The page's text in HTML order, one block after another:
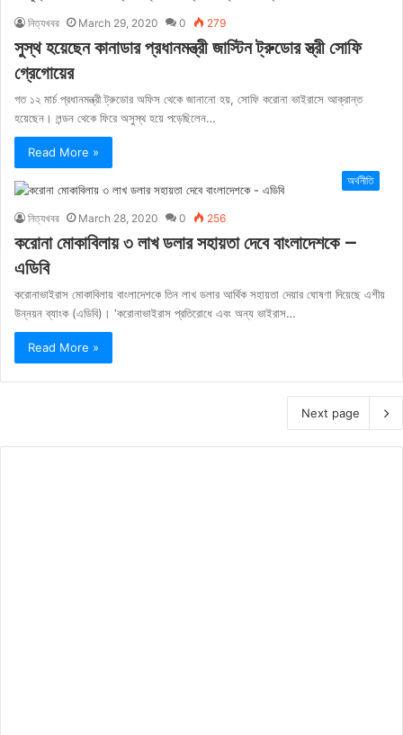
নিত্যখবর March 29, 2020 0 279
সুস্থ হয়েছেন কানাডার প্রধানমন্ত্রী জাস্টিন ট্রুডোর স্ত্রী সোফি
গ্রেগোয়ের
গত ১২ মার্চ প্রধানমন্ত্রী ট্রুডোর অফিস থেকে জানানো হয়, সোফি করোনা ভাইরাসে আক্রান্ত
হয়েছেন। লন্ডন থেকে ফিরে অসুস্থ হয়ে পড়েছিলেন…
Read More »
অর্থনীতি
নিত্যখবর March 28, 2020 0 256
করোনা মোকাবিলায় ৩ লাখ ডলার সহায়তা দেবে বাংলাদেশকে –
এডিবি
করোনাভাইরাস মোকাবিলায় বাংলাদেশকে তিন লাখ ডলার আর্থিক সহায়তা দেয়ার ঘোষণা দিয়েছে এশীয়
উন্নয়ন ব্যাংক (এডিবি)। ‘করোনাভাইরাস প্রতিরোধে এবং অন্য ভাইরাস…
Read More »
Next page